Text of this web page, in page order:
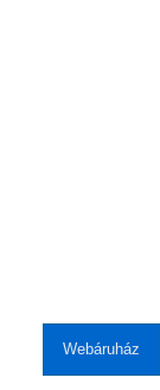
Webáruház